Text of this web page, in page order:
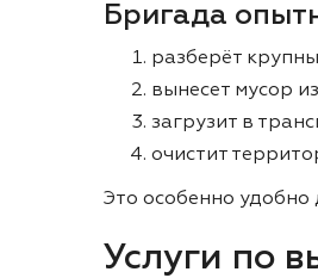
Бригада
разберёт
вынесет мусор
загрузит в
очистит
Это особенно
Услуги по